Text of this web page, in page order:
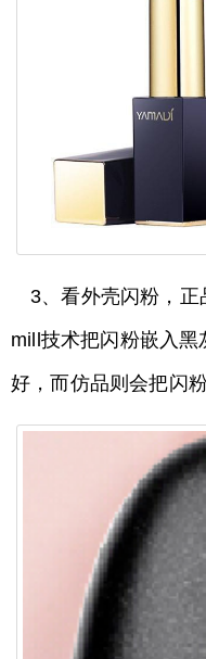
3、看外壳闪粉，
mill技术把闪粉嵌入黑
好，而仿品则会把闪